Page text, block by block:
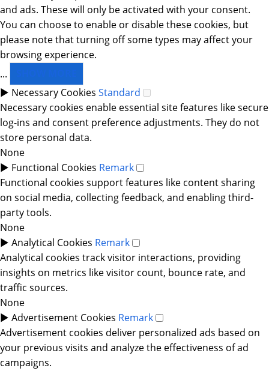
and ads. These will only be activated with your consent.
You can choose to enable or disable these cookies, but
please note that turning off some types may affect your
browsing experience.
...
► Necessary Cookies Standard
Necessary cookies enable essential site features like secure
log-ins and consent preference adjustments. They do not
store personal data.
None
► Functional Cookies Remark
Functional cookies support features like content sharing
on social media, collecting feedback, and enabling third-
party tools.
None
► Analytical Cookies Remark
Analytical cookies track visitor interactions, providing
insights on metrics like visitor count, bounce rate, and
traffic sources.
None
► Advertisement Cookies Remark
Advertisement cookies deliver personalized ads based on
your previous visits and analyze the effectiveness of ad
campaigns.